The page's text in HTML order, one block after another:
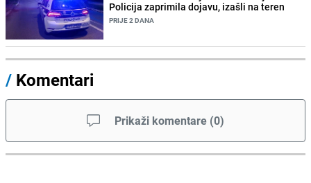
Policija zaprimila dojavu, izašli na teren
PRIJE 2 DANA
/ Komentari
Prikaži komentare (0)